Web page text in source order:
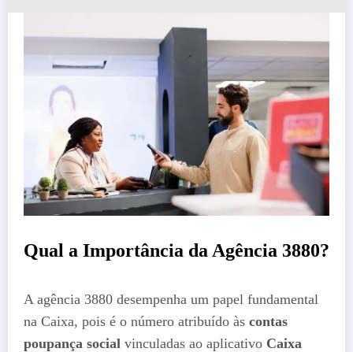
Qual a Importância da Agência 3880?
A agência 3880 desempenha um papel fundamental
na Caixa, pois é o número atribuído às contas
poupança social vinculadas ao aplicativo Caixa